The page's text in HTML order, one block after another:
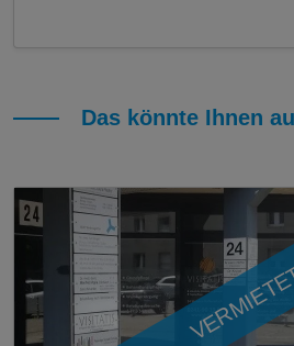
Das könnte Ihnen